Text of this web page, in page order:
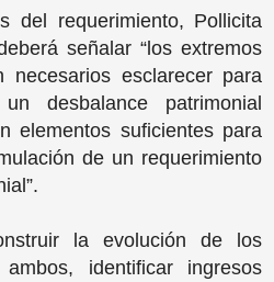
del requerimiento, Pollicita
señalar “los extremos
necesarios esclarecer para
desbalance patrimonial
elementos suficientes para
de un requerimiento
la evolución de los
identificar ingresos